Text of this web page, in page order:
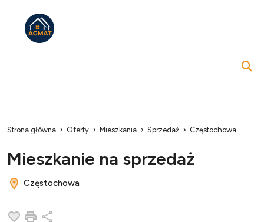
Strona główna Oferty Mieszkania Sprzedaż Częstochowa
Mieszkanie na sprzedaż
Częstochowa
Dodaj do ulubionych
Drukuj